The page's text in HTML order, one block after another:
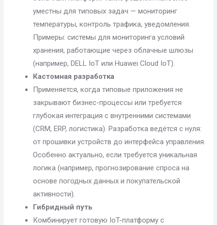
уместны для типовых задач — мониторинг
температуры, контроль трафика, уведомления.
Примеры: системы для мониторинга условий
хранения, работающие через облачные шлюзы
(например, DELL IoT или Huawei Cloud IoT).
Кастомная разработка
Применяется, когда типовые приложения не
закрывают бизнес-процессы или требуется
глубокая интеграция с внутренними системами
(CRM, ERP, логистика). Разработка ведётся с нуля:
от прошивки устройств до интерфейса управления.
Особенно актуально, если требуется уникальная
логика (например, прогнозирование спроса на
основе погодных данных и покупательской
активности).
Гибридный путь
Комбинирует готовую IoT-платформу с